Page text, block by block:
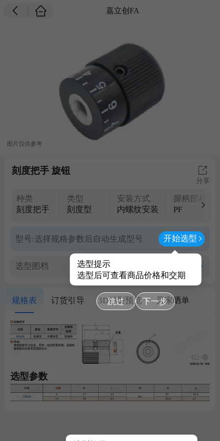
嘉立创FA
图片仅供参考
刻度把手 旋钮
分享
种类
刻度把手
类型
刻度型
安装方式
内螺纹安装
握柄部材质
PF
型号:选择规格参数后自动生成型号 开始选型
选型提示
选型后可查看商品价格和交期
跳过 下一步
选型图档
规格表 订货引导 3D模型预览 买家晒单
选型参数